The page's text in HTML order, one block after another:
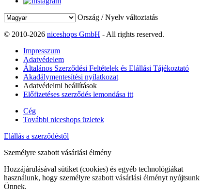
Ország / Nyelv változtatás
© 2010-2026 niceshops GmbH - All rights reserved.
Impresszum
Adatvédelem
Általános Szerződési Feltételek és Elállási Tájékoztató
Akadálymentesítési nyilatkozat
Adatvédelmi beállítások
Előfizetéses szerződés lemondása itt
Cég
További niceshops üzletek
Elállás a szerződéstől
Személyre szabott vásárlási élmény
Hozzájárulásával sütiket (cookies) és egyéb technológiákat
használunk, hogy személyre szabott vásárlási élményt nyújtsunk
Önnek.